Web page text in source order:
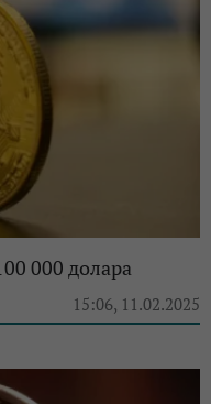
000 долара
15:06, 11.02.2025